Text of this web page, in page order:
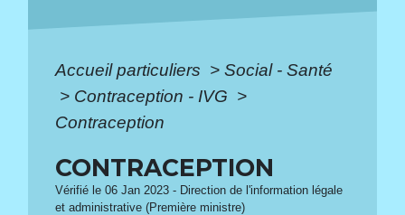
Accueil particuliers > Social - Santé
> Contraception - IVG >
Contraception
CONTRACEPTION
Vérifié le 06 Jan 2023 - Direction de l'information légale
et administrative (Première ministre)